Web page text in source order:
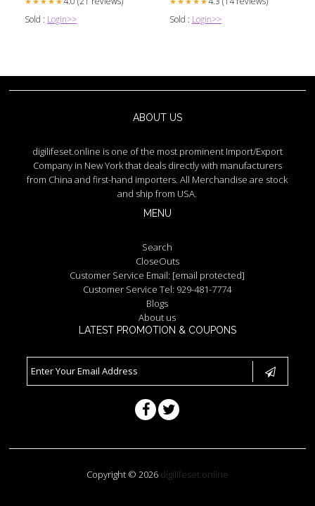
Sold : Login>>
Sold : Login>>
ABOUT US
digilifeset.online is one of the most prominent Import/Export
Company in New York that deals directly with manufacturers
from China and first-hand importers. All Merchandise are stock
and ship from USA.
MENU
Search
CloseOuts
Customer Service Email: [email protected]
Customer Service Tel: 929-481-7774
Blogs
About us
LATEST PROMOTION & COUPONS
Copyright © 2026 digilifeset.online